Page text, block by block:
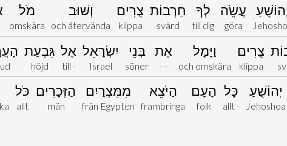
עֲשֵׂה
göra
לְךָ
till dig
חַרְבוֹת
svärd
צֻרִים
klippa
וְשׁוּב
och återvända
מֹל
omskära
צֻרִים
klippa
וַיָּמָל
och omskära
אֶת
- -
בְּנֵי
söner
יִשְׂרָאֵל
Israel
אֶל
till -
גִּבְעַת
höjd
יְהוֹשֻׁעַ
Jehoshoa
כָּל
allt -
הָעָם
folk
הַיֹּצֵא
frambringa
מִמִּצְרַיִם
från Egypten
הַזְּכָרִים
män
כֹּל
allt